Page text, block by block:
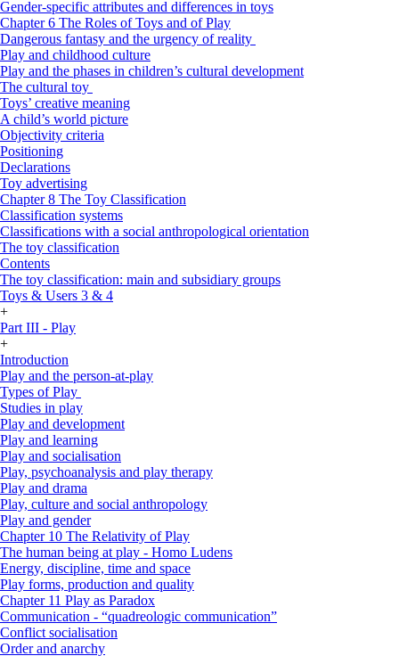
Gender-specific attributes and differences in toys
Chapter 6 The Roles of Toys and of Play
Dangerous fantasy and the urgency of reality
Play and childhood culture
Play and the phases in children’s cultural development
The cultural toy
Toys’ creative meaning
A child’s world picture
Objectivity criteria
Positioning
Declarations
Toy advertising
Chapter 8 The Toy Classification
Classification systems
Classifications with a social anthropological orientation
The toy classification
Contents
The toy classification: main and subsidiary groups
Toys & Users 3 & 4
+
Part III - Play
+
Introduction
Play and the person-at-play
Types of Play
Studies in play
Play and development
Play and learning
Play and socialisation
Play, psychoanalysis and play therapy
Play and drama
Play, culture and social anthropology
Play and gender
Chapter 10 The Relativity of Play
The human being at play - Homo Ludens
Energy, discipline, time and space
Play forms, production and quality
Chapter 11 Play as Paradox
Communication - “quadreologic communication”
Conflict socialisation
Order and anarchy